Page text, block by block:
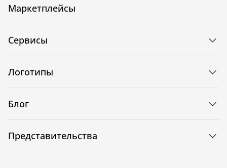
Маркетплейсы
Сервисы
Логотипы
Блог
Представительства